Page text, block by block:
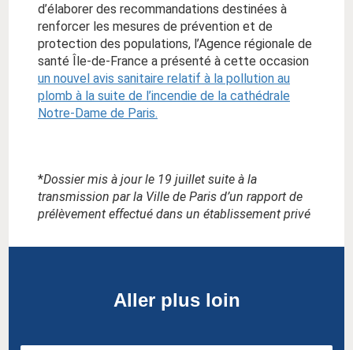
d’élaborer des recommandations destinées à
renforcer les mesures de prévention et de
protection des populations, l’Agence régionale de
santé Île-de-France a présenté à cette occasion
un nouvel avis sanitaire relatif à la pollution au
plomb à la suite de l’incendie de la cathédrale
Notre-Dame de Paris.
*Dossier mis à jour le 19 juillet suite à la
transmission par la Ville de Paris d’un rapport de
prélèvement effectué dans un établissement privé
Aller plus loin